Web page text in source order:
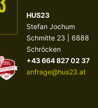
HUS23
Stefan Jochum
Schmitte 23 | 6888
Schröcken
+43 664 827 02 37
anfrage@hus23.at